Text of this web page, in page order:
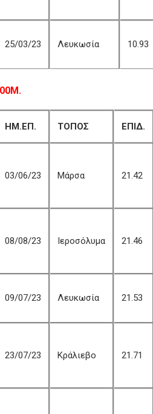
25/03/23 Λευκωσία 10.93
ΗΜ.ΕΠ. ΤΟΠΟΣ ΕΠΙΔ.
03/06/23 Μάρσα 21.42
08/08/23 Ιεροσόλυμα 21.46
09/07/23 Λευκωσία 21.53
23/07/23 Κράλιεβο 21.71